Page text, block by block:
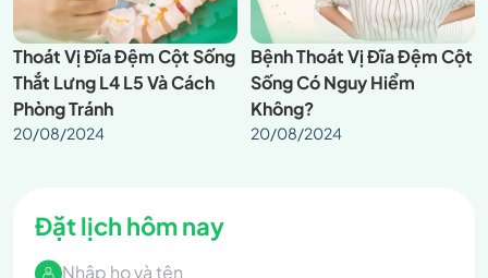
Thoát Vị Đĩa Đệm Cột Sống
Thắt Lưng L4 L5 Và Cách
Phòng Tránh
20/08/2024
Bệnh Thoát Vị Đĩa Đệm Cột
Sống Có Nguy Hiểm
Không?
20/08/2024
Đặt lịch hôm nay